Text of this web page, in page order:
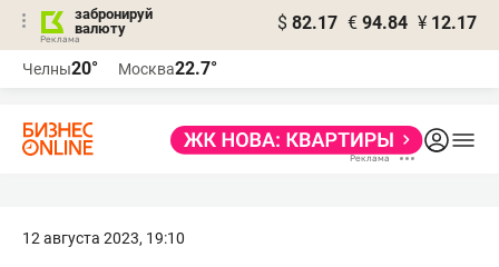
забронируй
валюту
$ 82.17 € 94.84 ¥ 12.17
Челны20° Москва22.7°
12 августа 2023, 19:10